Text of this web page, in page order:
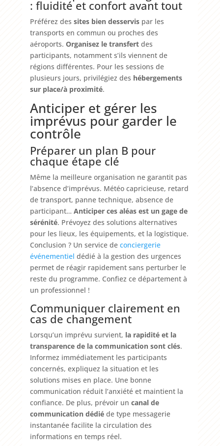
: fluidité et confort avant tout
Préférez des sites bien desservispar les
transports en commun ou proches des
aéroports. Organisez le transfert des
participants, notamment s’ils viennent de
régions différentes. Pour les sessions de
plusieurs jours, privilégiez des hébergements
sur place/à proximité.
Anticiper et gérer les
imprévus pour garder le
contrôle
Préparer un plan B pour
chaque étape clé
Même la meilleure organisation ne garantit pas
l’absence d’imprévus. Météo capricieuse, retard
de transport, panne technique, absence de
participant… Anticiper ces aléas est un gage de
sérénité. Prévoyez des solutions alternatives
pour les lieux, les équipements, et la logistique.
Conclusion ? Un service de conciergerie
événementiel dédié à la gestion des urgences
permet de réagir rapidement sans perturber le
reste du programme. Confiez ce département à
un professionnel !
Communiquer clairement en
cas de changement
Lorsqu’un imprévu survient, la rapidité et la
transparence de la communication sont clés.
Informez immédiatement les participants
concernés, expliquez la situation et les
solutions mises en place. Une bonne
communication réduit l’anxiété et maintient la
confiance. De plus, prévoir un canal de
communication dédiéde type messagerie
instantanée facilite la circulation des
informations en temps réel.